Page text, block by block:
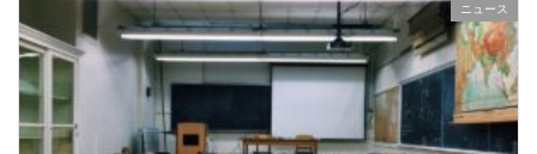
ニュース